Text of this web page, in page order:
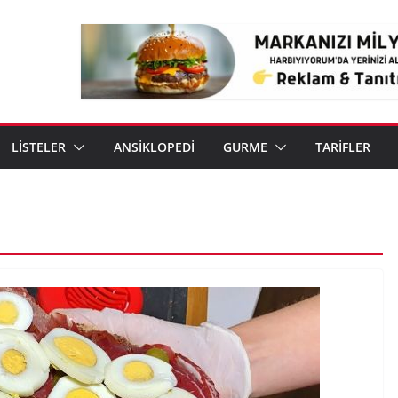
LİSTELER ANSİKLOPEDİ GURME TARİFLER